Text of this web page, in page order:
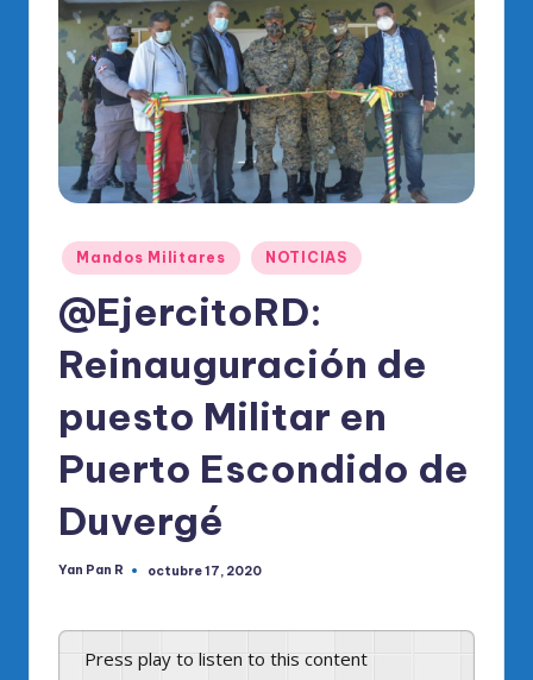
di
o
O
fi
al
el
R
Publicado
en
Mandos Militares NOTICIAS
@EjercitoRD:
Reinauguración de
puesto Militar en
Puerto Escondido de
Duvergé
Publicado
Yan Pan R octubre 17, 2020
Press play to listen to this content